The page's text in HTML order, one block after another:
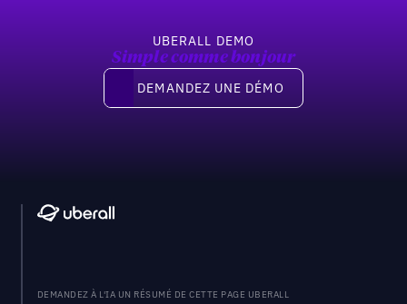
UBERALL DEMO
Simple comme bonjour
Demandez une démo
DEMANDEZ UNE DÉMO
DEMANDEZ À L'IA UN RÉSUMÉ DE CETTE PAGE UBERALL